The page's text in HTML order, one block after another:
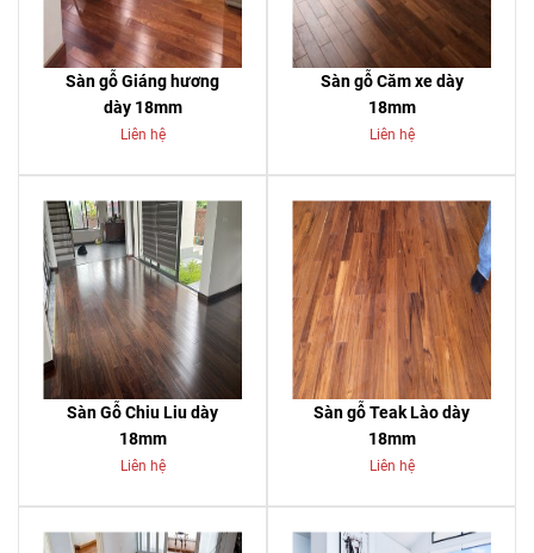
Sàn gỗ Giáng hương
dày 18mm
Liên hệ
Sàn gỗ Căm xe dày
18mm
Liên hệ
Sàn Gỗ Chiu Liu dày
18mm
Liên hệ
Sàn gỗ Teak Lào dày
18mm
Liên hệ